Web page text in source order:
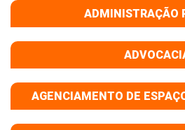
ADMINISTRAÇÃO
AGENCIAMENTO DE